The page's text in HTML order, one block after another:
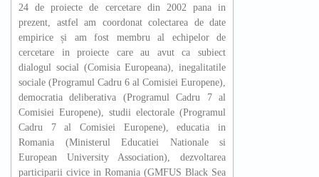
24 de proiecte de cercetare din 2002 pana in
prezent, astfel am coordonat colectarea de date
empirice și am fost membru al echipelor de
cercetare in proiecte care au avut ca subiect
dialogul social (Comisia Europeana), inegalitatile
sociale (Programul Cadru 6 al Comisiei Europene),
democratia deliberativa (Programul Cadru 7 al
Comisiei Europene), studii electorale (Programul
Cadru 7 al Comisiei Europene), educatia in
Romania (Ministerul Educatiei Nationale si
European University Association), dezvoltarea
participarii civice in Romania (GMFUS Black Sea